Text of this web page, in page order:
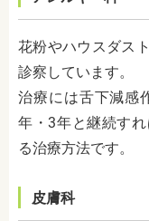
花粉やハウスダス
診察しています。
治療には舌下減感
年・3年と継続す
る治療方法です。
皮膚科